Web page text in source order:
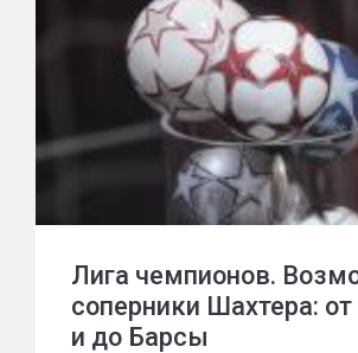
Лига чемпионов.
соперники Шахтера:
и до Барсы